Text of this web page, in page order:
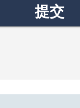
提交